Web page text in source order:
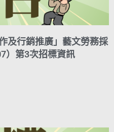
及行銷推廣」藝文勞務採
）第3次招標資訊